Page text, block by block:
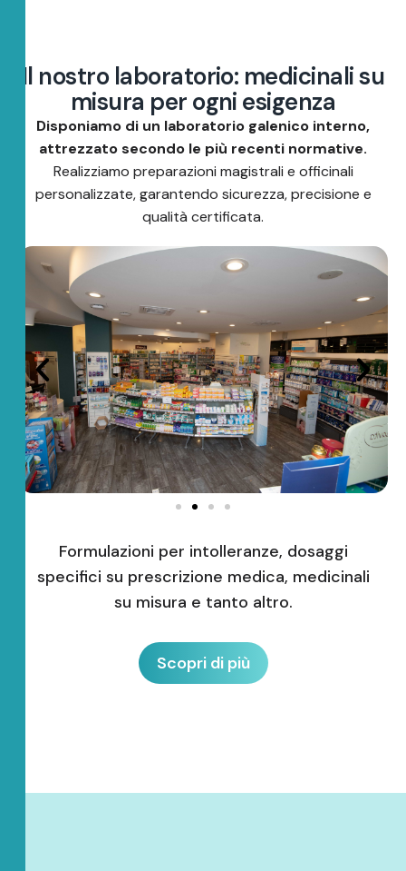
Il nostro laboratorio: medicinalisu
misura per ogni esigenza
Disponiamo di un laboratorio galenico interno,
attrezzato secondo le più recenti normative.
Realizziamo preparazioni magistrali e officinali
personalizzate, garantendo sicurezza, precisione e
qualità certificata.
Formulazioni per intolleranze, dosaggi
specifici su prescrizione medica, medicinali
su misura e tanto altro.
Scopri di più